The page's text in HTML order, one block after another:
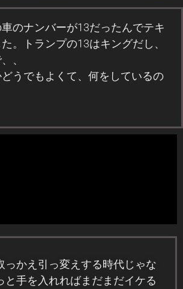
のナンバーが13だったんでテキ
。トランプの13はキングだし、
、
うでもよくて、何をしているの
っかえ引っ変えする時代じゃな
と手を入れればまだまだイケる